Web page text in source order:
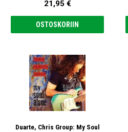
21,95 €
OSTOSKORIIN
Duarte, Chris Group: My Soul